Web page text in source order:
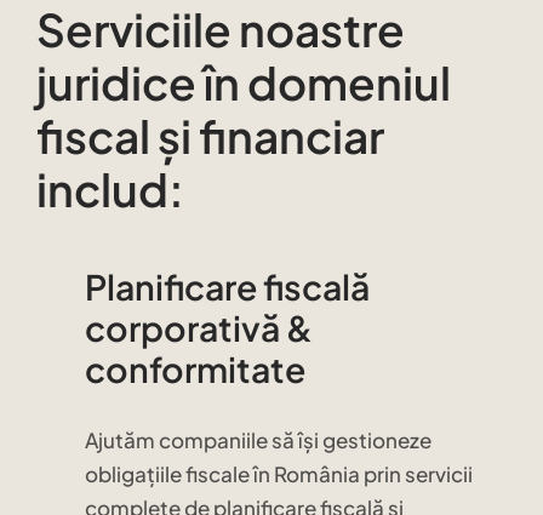
Serviciile noastre
juridice în domeniul
fiscal și financiar
includ:
Planificare fiscală
corporativă &
conformitate
Ajutăm companiile să își gestioneze
obligațiile fiscale în România prin servicii
complete de planificare fiscală și